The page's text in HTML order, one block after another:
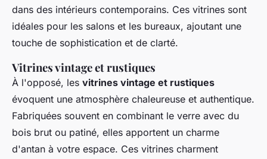
dans des intérieurs contemporains. Ces vitrines sont
idéales pour les salons et les bureaux, ajoutant une
touche de sophistication et de clarté.
Vitrines vintage et rustiques
À l'opposé, les vitrines vintage et rustiques
évoquent une atmosphère chaleureuse et authentique.
Fabriquées souvent en combinant le verre avec du
bois brut ou patiné, elles apportent un charme
d'antan à votre espace. Ces vitrines charment